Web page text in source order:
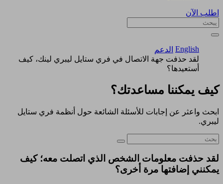
اطلب الآن
English الدعم
لقد حذفت جهة الاتصال في فري ستايل ليبري لينك، كيف
أستعيدها؟
كيف يمكننا مساعدتك؟
ابحث واعثر عن إجابات للأسئلة الشائعة حول أنظمة فري ستايل
ليبري.
لقد حذفت معلومات الشخص الذي اتصلت معه؛ كيف
يمكنني إضافتها مرة أخرى؟